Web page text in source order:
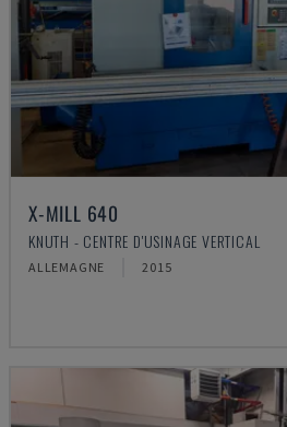
X-MILL 640
KNUTH - CENTRE D'USINAGE VERTICAL
ALLEMAGNE 2015